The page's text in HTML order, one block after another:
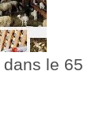
dans le 65